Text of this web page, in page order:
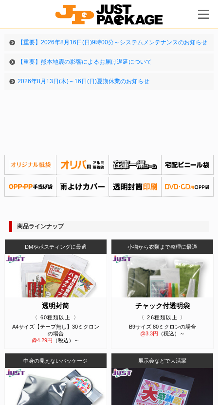
【重要】2026年8月16日(日)9時00分～システムメンテナンスのお知らせ
【重要】熊本地震の影響によるお届け遅延について
2026年8月13日(木)～16日(日)夏期休業のお知らせ
商品ラインナップ
DMやポスティングに最適
透明封筒
60種類以上
A4サイズ【テープ無し】30ミクロン
の場合
@4.29円 （税込）～
小物から衣類まで整理に最適
チャック付透明袋
26種類以上
B9サイズ 80ミクロンの場合
@3.3円 （税込）～
中身の見えないパッケージ 展示会などで大活躍